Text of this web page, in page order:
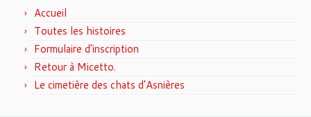
Accueil
Toutes les histoires
Formulaire d’inscription
Retour à Micetto.
Le cimetière des chats d’Asnières